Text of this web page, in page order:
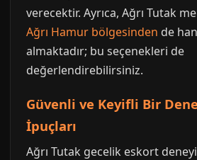
verecektir. Ayrıca, Ağrı Tutak
Ağrı Hamur bölgesinden de
almaktadır; bu seçenekleri de
değerlendirebilirsiniz.
Güvenli ve Keyifli Bir
İpuçları
Ağrı Tutak gecelik eskort